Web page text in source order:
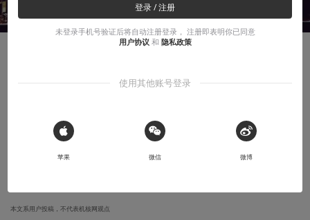
解答热门问题：为什么现在威士忌纯饮比如
为什么威士忌会大受追捧！
本文系用户投稿，不代表机核网观点
登录 / 注册
未登录手机号验证后将自动注册登录， 注册即表明你已同意
用户协议 和 隐私政策
使用其他账号登录
 Sign in with Apple
苹果 微信 微博